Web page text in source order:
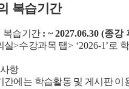
복습기간
복습기간 : ~ 2027.06.30 (종강
실>수강과목 탭> ‘2026-1’ 로
항
간에는 학습활동 및 게시판